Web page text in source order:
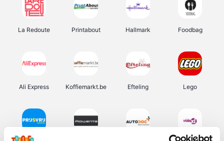
La Redoute Printabout Hallmark Foodbag
Ali Express Koffiemarkt.be Efteling Lego